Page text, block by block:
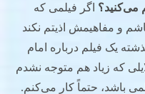
می‌کنید؟ اگر فیلمی که
و مفاهیمش اذیتم نکند
یک فیلم درباره امام
که زیاد هم متوجه نشدم
باشد، حتماً کار می‌کنم.